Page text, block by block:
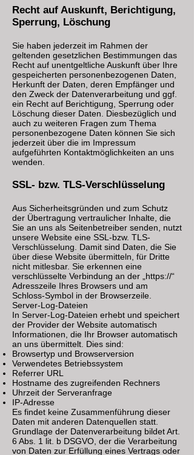
Recht auf Auskunft, Berichtigung,
Sperrung, Löschung
Sie haben jederzeit im Rahmen der
geltenden gesetzlichen Bestimmungen das
Recht auf unentgeltliche Auskunft über Ihre
gespeicherten personenbezogenen Daten,
Herkunft der Daten, deren Empfänger und
den Zweck der Datenverarbeitung und ggf.
ein Recht auf Berichtigung, Sperrung oder
Löschung dieser Daten. Diesbezüglich und
auch zu weiteren Fragen zum Thema
personenbezogene Daten können Sie sich
jederzeit über die im Impressum
aufgeführten Kontaktmöglichkeiten an uns
wenden.
SSL- bzw. TLS-Verschlüsselung
Aus Sicherheitsgründen und zum Schutz
der Übertragung vertraulicher Inhalte, die
Sie an uns als Seitenbetreiber senden, nutzt
unsere Website eine SSL-bzw. TLS-
Verschlüsselung. Damit sind Daten, die Sie
über diese Website übermitteln, für Dritte
nicht mitlesbar. Sie erkennen eine
verschlüsselte Verbindung an der „https://“
Adresszeile Ihres Browsers und am
Schloss-Symbol in der Browserzeile.
Server-Log-Dateien
In Server-Log-Dateien erhebt und speichert
der Provider der Website automatisch
Informationen, die Ihr Browser automatisch
an uns übermittelt. Dies sind:
Browsertyp und Browserversion
Verwendetes Betriebssystem
Referrer URL
Hostname des zugreifenden Rechners
Uhrzeit der Serveranfrage
IP-Adresse
Es findet keine Zusammenführung dieser
Daten mit anderen Datenquellen statt.
Grundlage der Datenverarbeitung bildet Art.
6 Abs. 1 lit. b DSGVO, der die Verarbeitung
von Daten zur Erfüllung eines Vertrags oder